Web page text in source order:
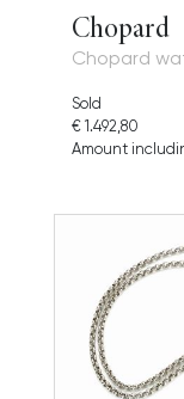
Chopard
Chopard
Sold
€ 1.492,80
Amount